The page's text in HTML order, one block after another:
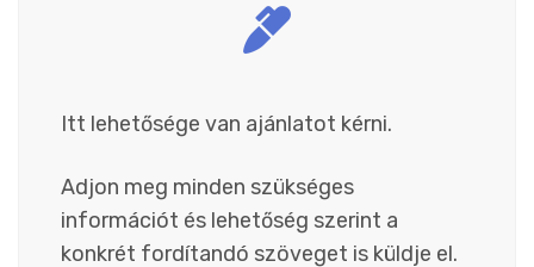
Itt lehetősége van ajánlatot kérni.
Adjon meg minden szükséges
információt és lehetőség szerint a
konkrét fordítandó szöveget is küldje el.